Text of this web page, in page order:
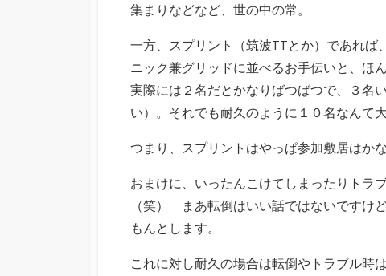
集まりなどなど、世の中の常。
一方、スプリント（筑波TTとか）であれば
ニック兼グリッドに並べるお手伝いと、ほ
実際には２名だとかなりばつばつで、３名
い）。それでも耐久のように１０名なんて
つまり、スプリントはやっぱ参加敷居はか
おまけに、いったんこけてしまったりトラ
（笑） まあ転倒はいい話ではないですけ
もんとします。
これに対し耐久の場合は転倒やトラブル時